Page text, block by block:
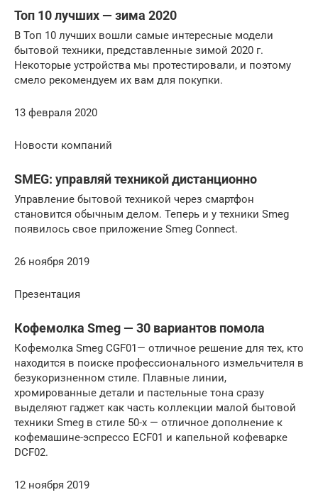
Топ 10 лучших — зима 2020
В Топ 10 лучших вошли самые интересные модели
бытовой техники, представленные зимой 2020 г.
Некоторые устройства мы протестировали, и поэтому
смело рекомендуем их вам для покупки.
13 февраля 2020
Новости компаний
SMEG: управляй техникой дистанционно
Управление бытовой техникой через смартфон
становится обычным делом. Теперь и у техники Smeg
появилось свое приложение Smeg Connect.
26 ноября 2019
Презентация
Кофемолка Smeg — 30 вариантов помола
Кофемолка Smeg CGF01— отличное решение для тех, кто
находится в поиске профессионального измельчителя в
безукоризненном стиле. Плавные линии,
хромированные детали и пастельные тона сразу
выделяют гаджет как часть коллекции малой бытовой
техники Smeg в стиле 50-х — отличное дополнение к
кофемашине-эспрессо ECF01 и капельной кофеварке
DCF02.
12 ноября 2019